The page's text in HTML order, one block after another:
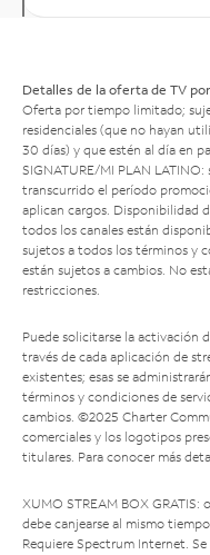
Detalles de la oferta de TV
Oferta por tiempo limitado;
residenciales (que no hayan
30 días) y que estén al día en
SIGNATURE/MI PLAN
transcurrido el período
aplican cargos. Disponibilidad
todos los canales están
sujetos a todos los términos y
están sujetos a cambios. No
restricciones.
Puede solicitarse la activación
través de cada aplicación de
existentes; esas se
términos y condiciones de
cambios. ©2025 Charter
comerciales y los logotipos
titulares. Para conocer más
XUMO STREAM BOX
debe canjearse al mismo
Requiere Spectrum Internet.